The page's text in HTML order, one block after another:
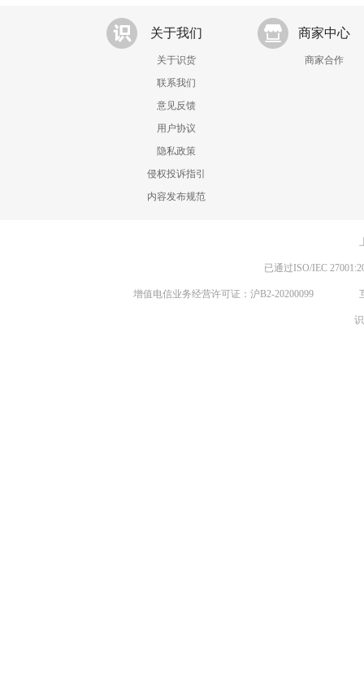
关于我们
关于识货
联系我们
意见反馈
用户协议
隐私政策
侵权投诉指引
内容发布规范
商家中心
商家合作
已通过ISO/IEC
增值电信业务经营许可证：沪B2-20200099